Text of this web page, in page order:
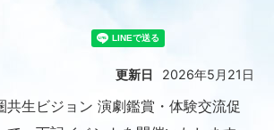
更新日 2026年5月21日
共生ビジョン 演劇鑑賞・体験交流促